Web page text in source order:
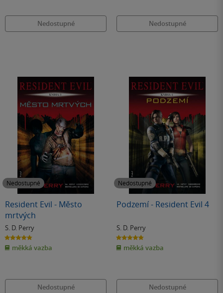
Nedostupné Nedostupné
Nedostupné
Resident Evil - Město
mrtvých
S. D. Perry
4.8
z
5
hvězdiček
měkká vazba
Nedostupné
Nedostupné
Podzemí - Resident Evil 4
S. D. Perry
4.8
z
5
hvězdiček
měkká vazba
Nedostupné